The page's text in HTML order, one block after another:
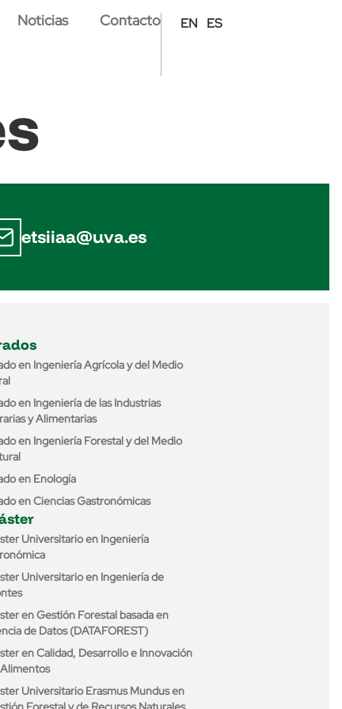
Noticias Contacto EN ES
etsiiaa@uva.es
en Ingeniería Agrícola y del Medio
en Ingeniería de las Industrias
y Alimentarias
en Ingeniería Forestal y del Medio
en Enología
en Ciencias Gastronómicas
Universitario en Ingeniería
Universitario en Ingeniería de
en Gestión Forestal basada en
de Datos (DATAFOREST)
en Calidad, Desarrollo e Innovación
Universitario Erasmus Mundus en